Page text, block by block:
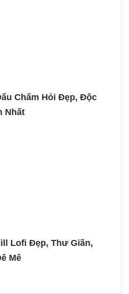
Chấm Hỏi Đẹp, Độc
Nhất
Lofi Đẹp, Thư Giãn,
Mê